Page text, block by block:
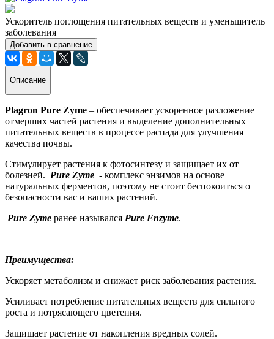
Ускоритель поглощения питательных веществ и уменьшитель
заболевания
Добавить в сравнение
Описание
Plagron Pure Zyme – обеспечивает ускоренное разложение
отмерших частей растения и выделение дополнительных
питательных веществ в процессе распада для улучшения
качества почвы.
Стимулирует растения к фотосинтезу и защищает их от
болезней. Pure Zyme - комплекс энзимов на основе
натуральных ферментов, поэтому не стоит беспокоиться о
безопасности вас и ваших растений.
Pure Zyme ранее назывался Pure Enzyme.
Преимущества:
Ускоряет метаболизм и снижает риск заболевания растения.
Усиливает потребление питательных веществ для сильного
роста и потрясающего цветения.
Защищает растение от накопления вредных солей.